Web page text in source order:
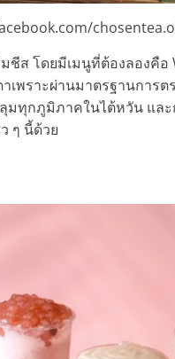
ส โดยมีเมนูที่ต้องลองคือ
พราะผ่านมาตรฐานการต
มทุกภูมิภาคในไต้หวัน แล
ๆ นี้ด้วย